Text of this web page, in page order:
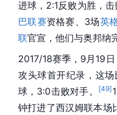
进球，2:1反败为胜，
巴联赛资格赛、3场英
联官宣，他们与奥邦纳
2017/18赛季，9月19
攻头球首开纪录，这场
球，3:0击败对手。
[49]
钟打进了西汉姆联本场